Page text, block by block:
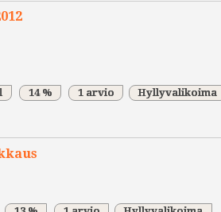
14 % 1 arvio Hyllyvalikoima